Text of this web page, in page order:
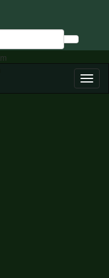
form